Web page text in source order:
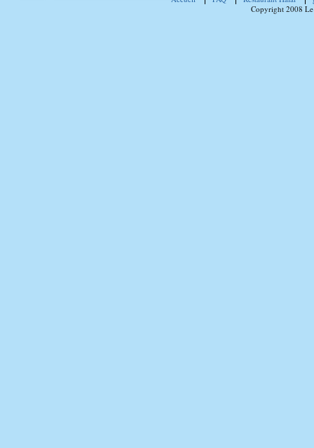
Copyright 2008